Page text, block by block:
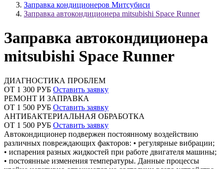
Заправка кондиционеров Митсубиси
Заправка автокондиционера mitsubishi Space Runner
Заправка автокондиционера
mitsubishi Space Runner
ДИАГНОСТИКА ПРОБЛЕМ
ОТ 1 300 РУБ Оставить заявку
РЕМОНТ И ЗАПРАВКА
ОТ 1 500 РУБ Оставить заявку
АНТИБАКТЕРИАЛЬНАЯ ОБРАБОТКА
ОТ 1 500 РУБ Оставить заявку
Автокондиционер подвержен постоянному воздействию
различных повреждающих факторов: • регулярные вибрации;
• испарения разных жидкостей при работе двигателя машины;
• постоянные изменения температуры. Данные процессы